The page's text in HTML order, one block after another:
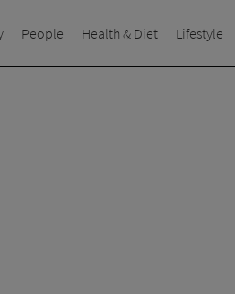
People Health & Diet Lifestyle